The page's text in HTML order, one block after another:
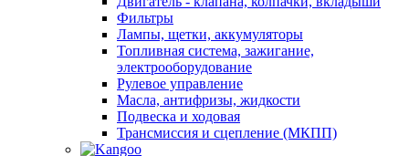
Фильтры
Лампы, щетки, аккумуляторы
Топливная система, зажигание,
электрооборудование
Рулевое управление
Масла, антифризы, жидкости
Подвеска и ходовая
Трансмиссия и сцепление (МКПП)